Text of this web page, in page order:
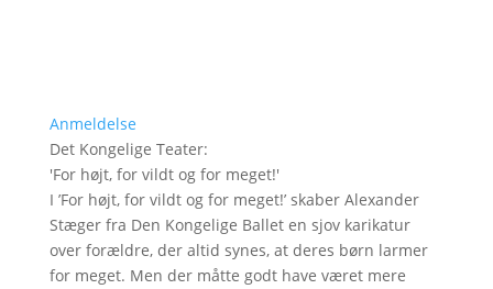
Anmeldelse
Det Kongelige Teater:
'For højt, for vildt og for meget!'
I ’For højt, for vildt og for meget!’ skaber Alexander
Stæger fra Den Kongelige Ballet en sjov karikatur
over forældre, der altid synes, at deres børn larmer
for meget. Men der måtte godt have været mere